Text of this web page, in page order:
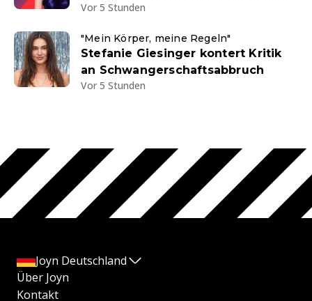
Vor 5 Stunden
"Mein Körper, meine Regeln"
Stefanie Giesinger kontert Kritik
an Schwangerschaftsabbruch
Vor 5 Stunden
Joyn Deutschland
Über Joyn
Kontakt